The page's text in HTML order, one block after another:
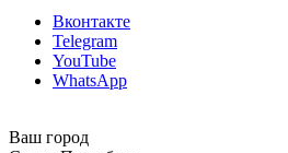
Вконтакте
Telegram
YouTube
WhatsApp
Ваш город